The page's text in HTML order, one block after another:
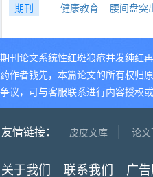
期刊
健康教育 腰间盘突
期刊论文系统性红斑狼疮并发纯红
药作者钱先，本篇论文的所有权归
争议，可与客服联系进行内容授权或
友情链接： 皮皮文库 论
关于我们 联系我们 广